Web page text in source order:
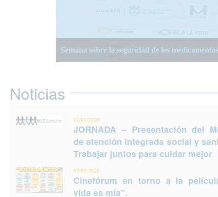
para cuidar mejor
Semana sobre la seguridad de los
Noticias
22/01/2026
JORNADA – Presentación del
de atención integrada social y
Trabajar juntos para cuidar mejor
07/01/2026
Cinefórum en torno a la
vida es mía”.